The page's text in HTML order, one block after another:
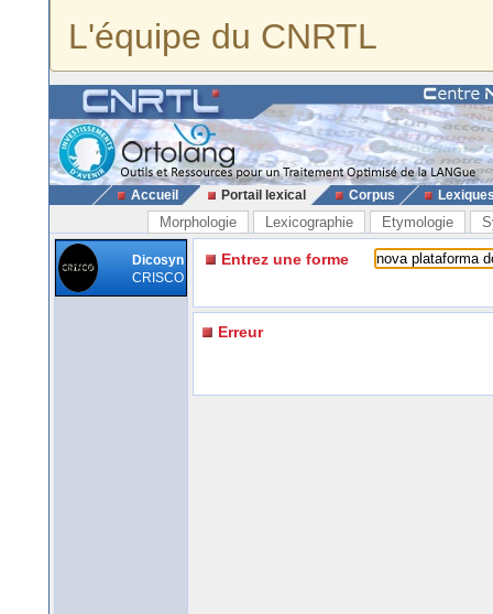
L'équipe du CNRTL
Accueil Portail lexical Corpus
Morphologie Lexicographie Etymologie
Dicosyn
CRISCO
Entrez une forme
Erreur